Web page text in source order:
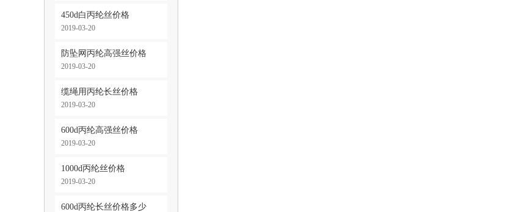
450d白丙纶丝价格
2019-03-20
防坠网丙纶高强丝价格
2019-03-20
缆绳用丙纶长丝价格
2019-03-20
600d丙纶高强丝价格
2019-03-20
1000d丙纶丝价格
2019-03-20
600d丙纶长丝价格多少